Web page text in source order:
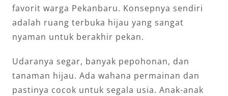
favorit warga Pekanbaru. Konsepnya sendiri
adalah ruang terbuka hijau yang sangat
nyaman untuk berakhir pekan.
Udaranya segar, banyak pepohonan, dan
tanaman hijau. Ada wahana permainan dan
pastinya cocok untuk segala usia. Anak-anak